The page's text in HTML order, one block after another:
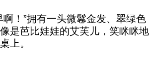
！”拥有一头微鬈金发、翠绿色
是芭比娃娃的艾芙儿，笑眯眯地
上。